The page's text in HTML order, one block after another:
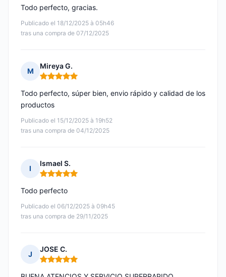
Publicado el 18/12/2025 à 05h46
tras una compra de 07/12/2025
Todo perfecto, gracias.
M
Mireya G.
Nota: 5 de 5
Publicado el 15/12/2025 à 19h52
tras una compra de 04/12/2025
Todo perfecto, súper bien, envio rápido y calidad de los
productos
I
Ismael S.
Nota: 5 de 5
Publicado el 06/12/2025 à 09h45
tras una compra de 29/11/2025
Todo perfecto
J
JOSE C.
Nota: 5 de 5